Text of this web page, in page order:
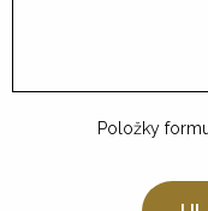
Položky